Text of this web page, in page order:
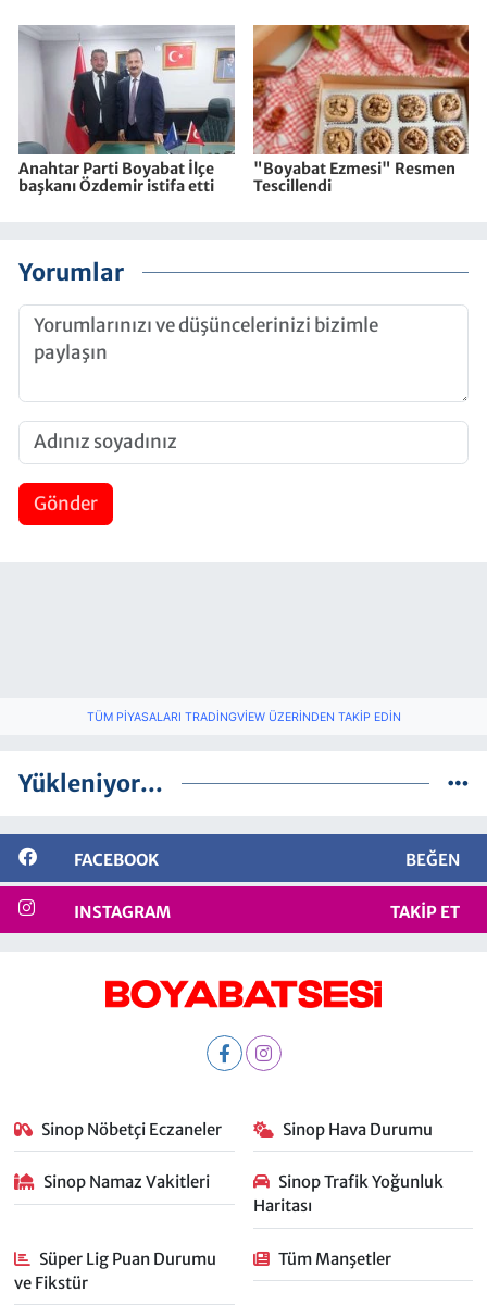
Anahtar Parti Boyabat İlçe
başkanı Özdemir istifa etti
"Boyabat Ezmesi" Resmen
Tescillendi
Yorumlar
Gönder
TÜM PIYASALARI TRADINGVIEW ÜZERINDEN TAKIP EDIN
Yükleniyor...
FACEBOOK BEĞEN
INSTAGRAM TAKIP ET
Sinop Nöbetçi Eczaneler Sinop Hava Durumu
Sinop Namaz Vakitleri
Sinop Trafik Yoğunluk
Haritası
Süper Lig Puan Durumu
ve Fikstür
Tüm Manşetler